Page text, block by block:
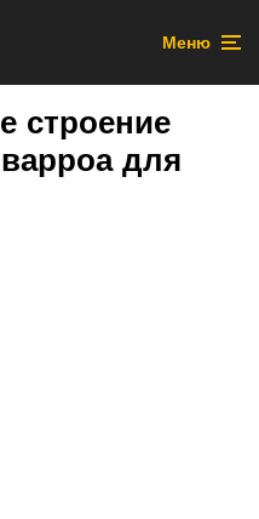
Меню
строение
для